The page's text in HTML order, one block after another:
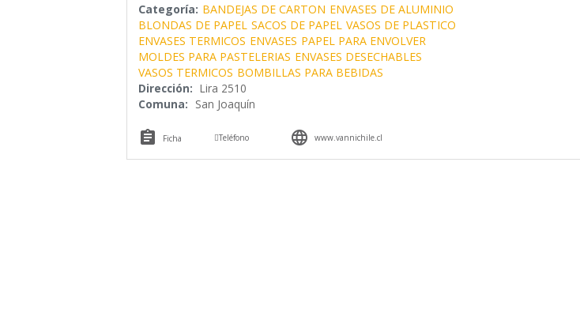
Categoría: BANDEJAS DE CARTON ENVASES DE ALUMINIO
BLONDAS DE PAPEL SACOS DE PAPEL VASOS DE PLASTICO
ENVASES TERMICOS ENVASES PAPEL PARA ENVOLVER
MOLDES PARA PASTELERIAS ENVASES DESECHABLES
VASOS TERMICOS BOMBILLAS PARA BEBIDAS
Dirección: Lira 2510
Comuna: San Joaquín
 Ficha Teléfono  www.vannichile.cl